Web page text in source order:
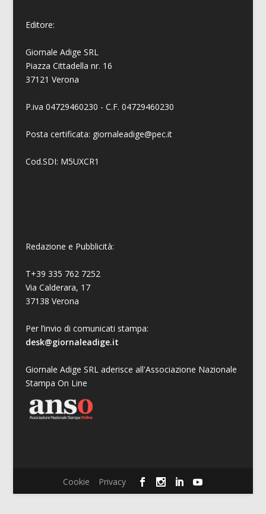
Editore:
Giornale Adige SRL
Piazza Cittadella nr. 16
37121 Verona
P.iva 04729460230 - C.F. 04729460230
Posta certificata: giornaleadige@pec.it
Cod.SDI: M5UXCR1
Redazione e Pubblicità:
T+39 335 762 7252
Via Calderara, 17
37138 Verona
Per l’invio di comunicati stampa:
desk@giornaleadige.it
Giornale Adige SRL aderisce all'Associazione Nazionale
Stampa On Line
Cookie Privacy